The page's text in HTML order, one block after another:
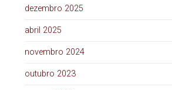
dezembro 2025
abril 2025
novembro 2024
outubro 2023